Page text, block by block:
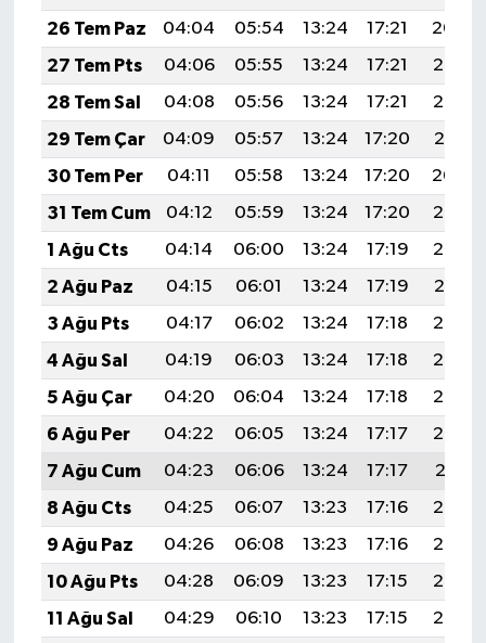
26 Tem Paz
04:04 05:54 13:24 17:21
20:44
27 Tem Pts
04:06 05:55 13:24 17:21
20:43
28 Tem Sal
04:08 05:56 13:24 17:21
20:42
29 Tem Çar
04:09 05:57 13:24 17:20
20:41
30 Tem Per
04:11 05:58 13:24 17:20
20:40
31 Tem Cum
04:12 05:59 13:24 17:20
20:39
1 Ağu Cts
04:14 06:00 13:24 17:19
20:38
2 Ağu Paz
04:15 06:01 13:24 17:19
20:37
3 Ağu Pts
04:17 06:02 13:24 17:18
20:36
4 Ağu Sal
04:19 06:03 13:24 17:18
20:35
5 Ağu Çar
04:20 06:04 13:24 17:18
20:34
6 Ağu Per
04:22 06:05 13:24 17:17
20:32
7 Ağu Cum
04:23 06:06 13:24 17:17
20:31
8 Ağu Cts
04:25 06:07 13:23 17:16
20:30
9 Ağu Paz
04:26 06:08 13:23 17:16
20:29
10 Ağu Pts
04:28 06:09 13:23 17:15
20:27
11 Ağu Sal
04:29 06:10 13:23 17:15
20:26